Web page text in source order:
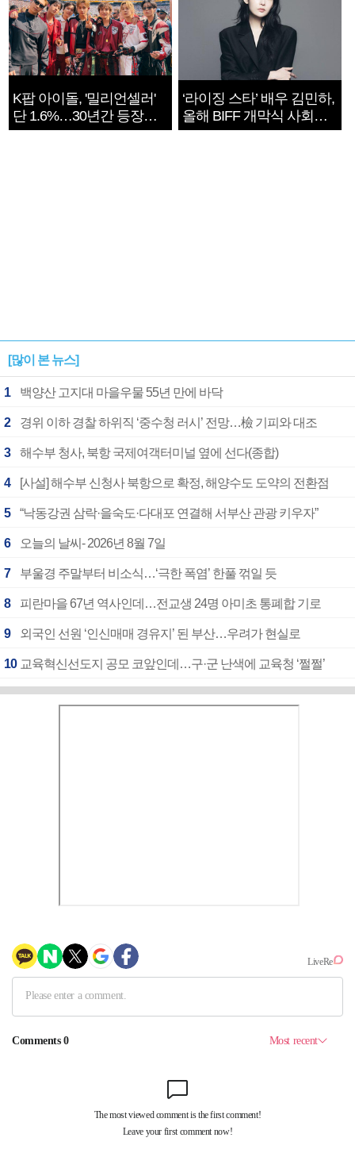
K팝 아이돌, '밀리언셀러'
단 1.6%…30년간 등장
1182개팀 전수조사
‘라이징 스타’ 배우 김민하,
올해 BIFF 개막식 사회자
확정
[많이 본 뉴스]
1 백양산 고지대 마을우물 55년 만에 바닥
2 경위 이하 경찰 하위직 ‘중수청 러시’ 전망…檢 기피와 대조
3 해수부 청사, 북항 국제여객터미널 옆에 선다(종합)
4 [사설] 해수부 신청사 북항으로 확정, 해양수도 도약의 전환점
5 “낙동강권 삼락·을숙도·다대포 연결해 서부산 관광 키우자”
6 오늘의 날씨- 2026년 8월 7일
7 부울경 주말부터 비소식…‘극한 폭염’ 한풀 꺾일 듯
8 피란마을 67년 역사인데…전교생 24명 아미초 통폐합 기로
9 외국인 선원 ‘인신매매 경유지’ 된 부산…우려가 현실로
10 교육혁신선도지 공모 코앞인데…구·군 난색에 교육청 ‘쩔쩔’